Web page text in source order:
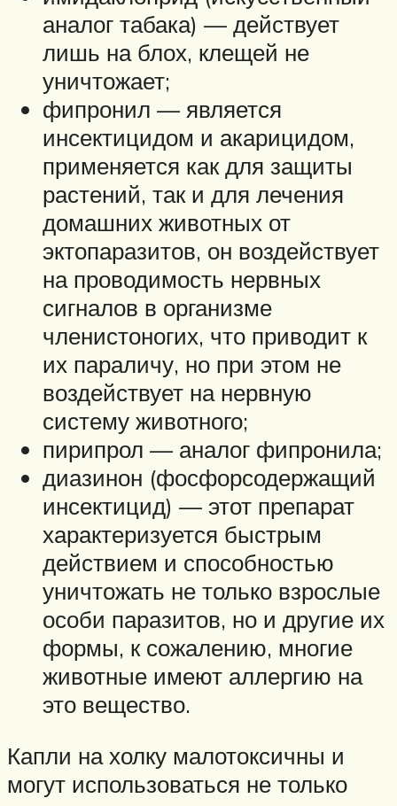
аналог табака) — действует
лишь на блох, клещей не
уничтожает;
фипронил — является
инсектицидом и акарицидом,
применяется как для защиты
растений, так и для лечения
домашних животных от
эктопаразитов, он воздействует
на проводимость нервных
сигналов в организме
членистоногих, что приводит к
их параличу, но при этом не
воздействует на нервную
систему животного;
пирипрол — аналог фипронила;
диазинон (фосфорсодержащий
инсектицид) — этот препарат
характеризуется быстрым
действием и способностью
уничтожать не только взрослые
особи паразитов, но и другие их
формы, к сожалению, многие
животные имеют аллергию на
это вещество.
Капли на холку малотоксичны и
могут использоваться не только